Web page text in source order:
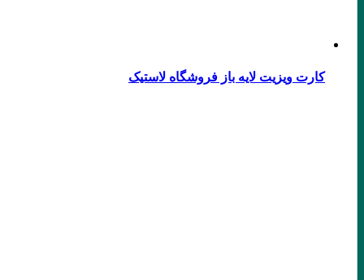
کارت ویزیت لایه باز فروشگاه لاستیک